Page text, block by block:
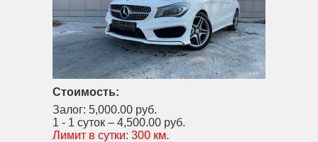
Стоимость:
Залог: 5,000.00 руб.
1 - 1 суток – 4,500.00 руб.
Лимит в сутки: 300 км.